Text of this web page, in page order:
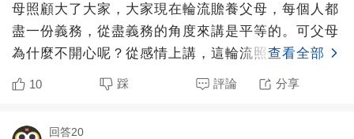
母照顧大了大家，大家現在輪流贍養父母，每個人都
盡一份義務，從盡義務的角度來講是平等的。可父母
為什麼不開心呢？從感情上講，這輪流照顧說明子女
是一種迫不得已的
查看全部
10 踩 評論 分享
回答20